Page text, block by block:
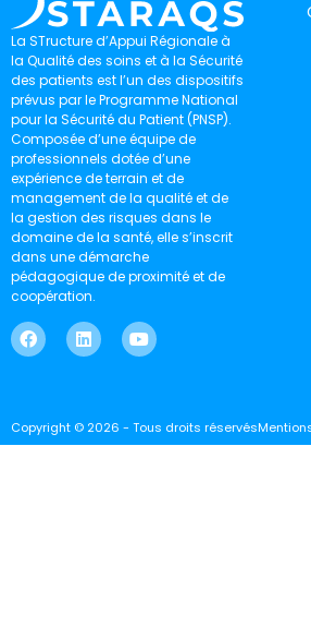
La STructure d’Appui Régionale à
la Qualité des soins et à la Sécurité
des patients est l’un des dispositifs
prévus par le Programme National
pour la Sécurité du Patient (PNSP).
Composée d’une équipe de
professionnels dotée d’une
expérience de terrain et de
management de la qualité et de
la gestion des risques dans le
domaine de la santé, elle s’inscrit
dans une démarche
pédagogique de proximité et de
coopération.
Copyright © 2026 - Tous droits réservés